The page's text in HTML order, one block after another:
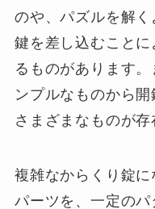
のや、パズルを解
鍵を差し込むこと
るものがあります
ンプルなものから開
さまざまなものが存
複雑なからくり錠
パーツを、一定の